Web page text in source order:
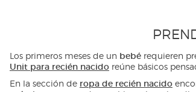
Los primeros meses de un bebé requieren
Unit para recién nacido reúne básicos
En la sección de ropa de recién nacido